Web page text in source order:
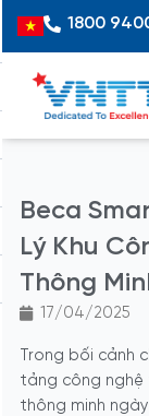
content
Vietnamese
1800
Beca
Lý Khu
Thông
17/04/2025
Trong bối cảnh
tảng công nghệ
thông minh